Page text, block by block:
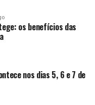
os benefícios das
nos dias 5, 6 e 7 de